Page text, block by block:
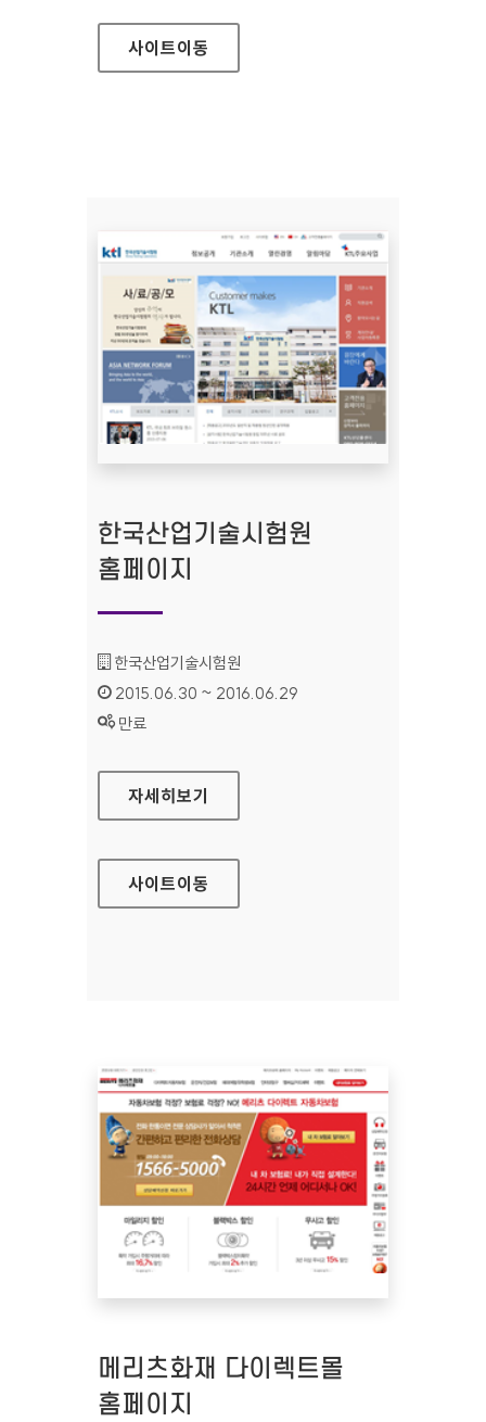
사이트이동
한국산업기술시험원
홈페이지
기관명 :
한국산업기술시험원
인증기간 :
2015.06.30 ~ 2016.06.29
상태 :
만료
한국산업기술시험원 홈페이지
자세히보기
사이트이동
메리츠화재 다이렉트몰
홈페이지